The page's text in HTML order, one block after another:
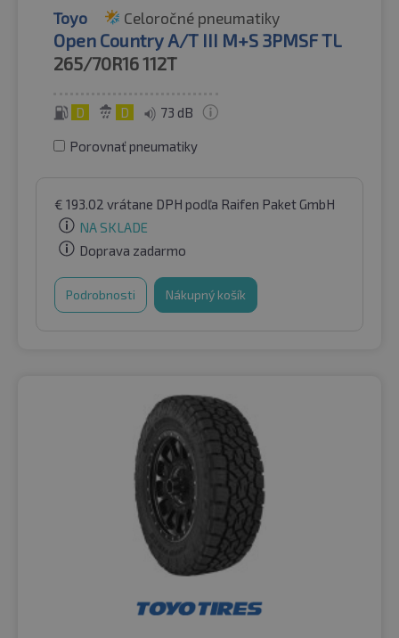
Toyo Celoročné pneumatiky
Open Country A/T III M+S 3PMSF TL
265/70R16112T
D D 73 dB
Porovnať pneumatiky
€ 193.02 vrátane DPH podľa Raifen Paket GmbH
NA SKLADE
Doprava zadarmo
Podrobnosti Nákupný košík